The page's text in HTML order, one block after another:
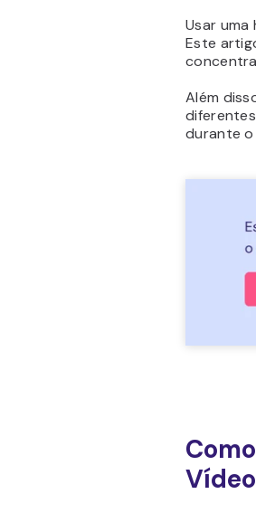
Usar uma
Este
Além
durante o
Vídeo